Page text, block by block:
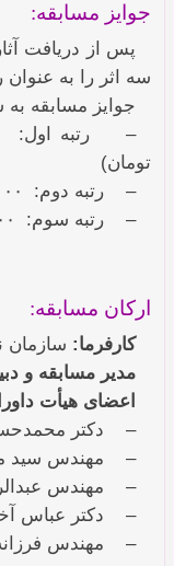
جوایز مسابقه:
پس از دریافت
سه اثر را به
جوایز مسابقه
تومان)
– رتبه دوم: ۱٫۰۰۰٫۰۰۰٫۰۰۰ ریال (صد میلیون تومان)
– رتبه سوم: ۵۰۰٫۰۰۰٫۰۰۰ ریال (پنجاه میلیون تومان)
ارکان مسابقه:
کارفرما: سازمان
مدیر مسابقه و
اعضای هیأت
– دکتر
– مهندس سید
– مهندس
– دکتر عباس
– مهندس